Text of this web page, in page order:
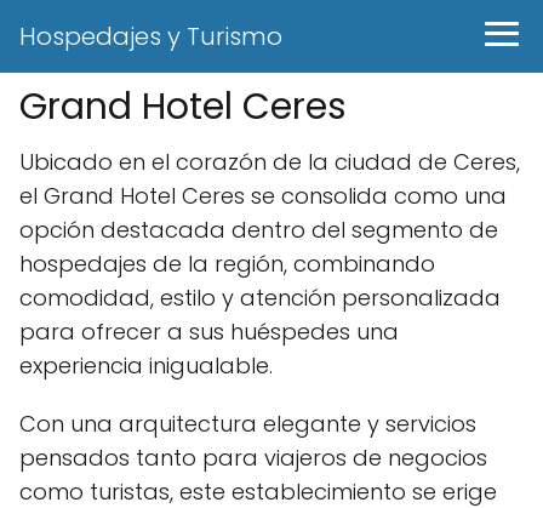
Hospedajes y Turismo
Grand Hotel Ceres
Ubicado en el corazón de la ciudad de Ceres,
el Grand Hotel Ceres se consolida como una
opción destacada dentro del segmento de
hospedajes de la región, combinando
comodidad, estilo y atención personalizada
para ofrecer a sus huéspedes una
experiencia inigualable.
Con una arquitectura elegante y servicios
pensados tanto para viajeros de negocios
como turistas, este establecimiento se erige